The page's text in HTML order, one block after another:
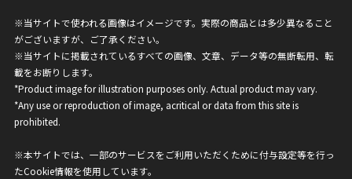
※当サイトで使われる画像はイメージです。実際の商品とは多少異なること
がございますが、ご了承ください。
※当サイトに掲載されているすべての画像、文章、データ等の無断転用、転
載をお断りします。
*Product image for illustration purposes only. Actual product may vary.
*Any use or reproduction of image, acritical or data from this site is
prohibited.
※本サイトでは、一部のサービスをご利用いただくために付与設定等を行っ
たCookie情報を使用しています。